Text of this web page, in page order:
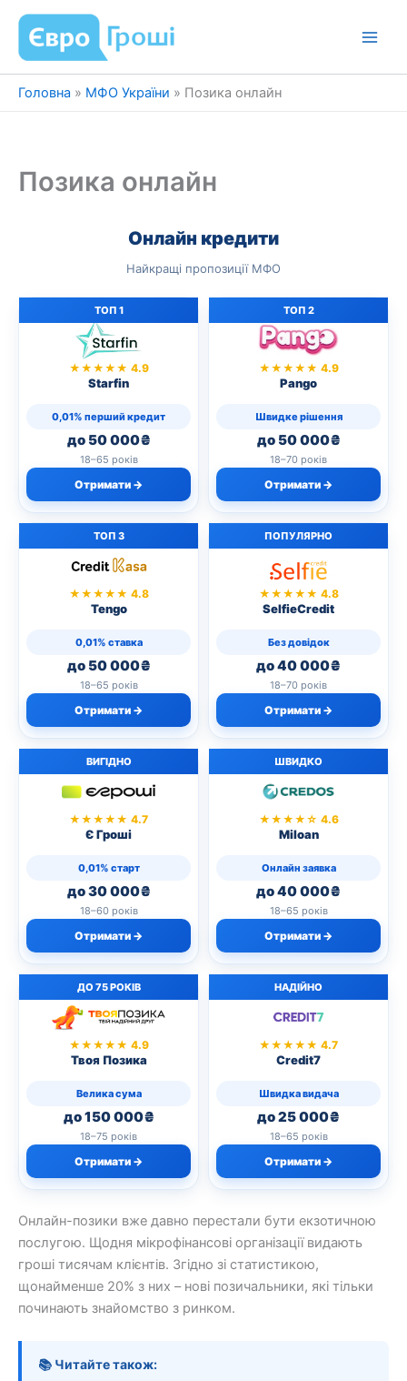
Перейти
вмісту
Головна » МФО України » Позика онлайн
Позика онлайн
Онлайн кредити
Найкращі пропозиції МФО
ТОП 1
★★★★★ 4.9
Starfin
0,01% перший кредит
до 50 000₴
18–65 років
Отримати →
ТОП 2
★★★★★ 4.9
Pango
Швидке рішення
до 50 000₴
18–70 років
Отримати →
ТОП 3
★★★★★ 4.8
Tengo
0,01% ставка
до 50 000₴
18–65 років
Отримати →
ПОПУЛЯРНО
★★★★★ 4.8
SelfieCredit
Без довідок
до 40 000₴
18–70 років
Отримати →
ВИГІДНО
★★★★★ 4.7
Є Гроші
0,01% старт
до 30 000₴
18–60 років
Отримати →
ШВИДКО
★★★★☆ 4.6
Miloan
Онлайн заявка
до 40 000₴
18–65 років
Отримати →
ДО 75 РОКІВ
★★★★★ 4.9
Твоя Позика
Велика сума
до 150 000₴
18–75 років
Отримати →
НАДІЙНО
★★★★★ 4.7
Credit7
Швидка видача
до 25 000₴
18–65 років
Отримати →
Онлайн-позики вже давно перестали бути екзотичною
послугою. Щодня мікрофінансові організації видають
гроші тисячам клієнтів. Згідно зі статистикою,
щонайменше 20% з них – нові позичальники, які тільки
починають знайомство з ринком.
📚 Читайте також: